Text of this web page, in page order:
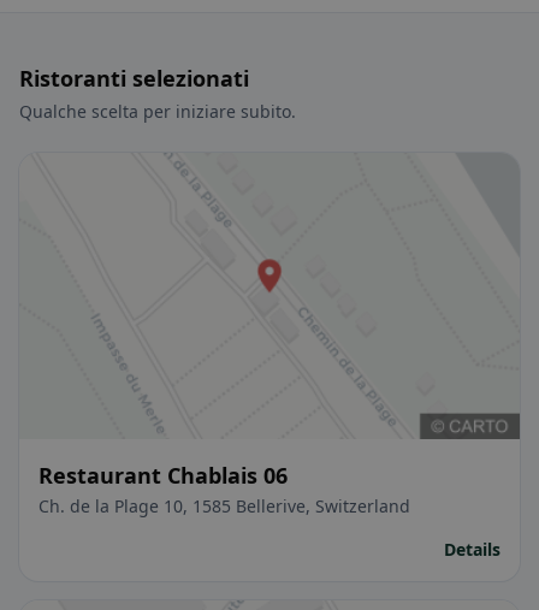
Ristoranti selezionati
Qualche scelta per iniziare subito.
Restaurant Chablais 06
Ch. de la Plage 10, 1585 Bellerive, Switzerland
Details